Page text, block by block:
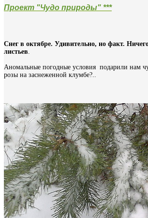
Проект "Чудо природы" ***
Снег в октябре. Удивительно, но факт.
листьев
Аномальные погодные условия подарили нам
розы на заснеженной клумбе?..